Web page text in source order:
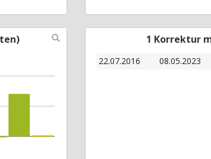
1 Korrektur
22.07.2016 08.05.2023